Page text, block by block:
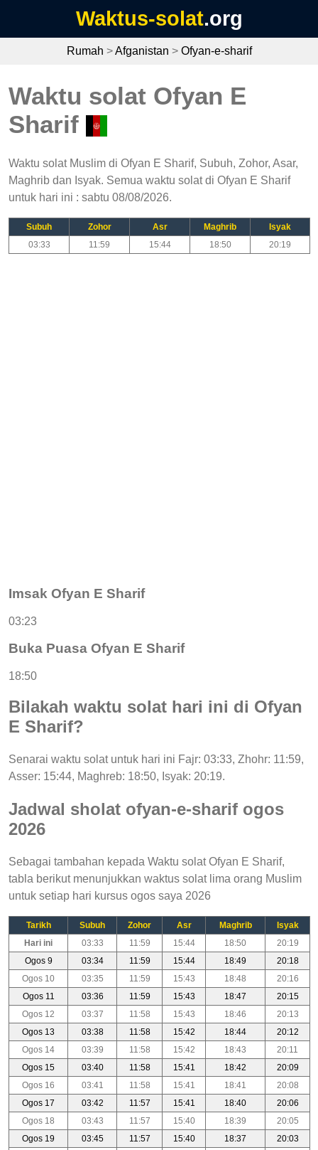
Waktus-solat.org
Rumah >Afganistan > Ofyan-e-sharif
Waktu solat Ofyan E
Sharif
Waktu solat Muslim di Ofyan E Sharif, Subuh, Zohor, Asar,
Maghrib dan Isyak. Semua waktu solat di Ofyan E Sharif
untuk hari ini : sabtu 08/08/2026.
Subuh Zohor Asr Maghrib
Isyak
03:33
11:59 15:44 18:50 20:19
Imsak Ofyan E Sharif
03:23
Buka Puasa Ofyan E Sharif
18:50
Bilakah waktu solat hari ini di Ofyan
E Sharif?
Senarai waktu solat untuk hari ini Fajr: 03:33, Zhohr: 11:59,
Asser: 15:44, Maghreb: 18:50, Isyak: 20:19.
Jadwal sholat ofyan-e-sharif ogos
2026
Sebagai tambahan kepada Waktu solat Ofyan E Sharif,
tabla berikut menunjukkan waktus solat lima orang Muslim
untuk setiap hari kursus ogos saya 2026
Tarikh Subuh Zohor Asr Maghrib
Isyak
Hari ini
03:33 11:59 15:44 18:50
20:19
Ogos 9
03:34 11:59 15:44 18:49
20:18
Ogos 10
03:35 11:59 15:43 18:48
20:16
Ogos 11
03:36 11:59 15:43 18:47
20:15
Ogos 12
03:37 11:58 15:43 18:46
20:13
Ogos 13
03:38 11:58 15:42 18:44
20:12
Ogos 14
03:39 11:58 15:42 18:43
20:11
Ogos 15
03:40 11:58 15:41 18:42
20:09
Ogos 16
03:41 11:58 15:41 18:41
20:08
Ogos 17
03:42 11:57 15:41 18:40
20:06
Ogos 18
03:43 11:57 15:40 18:39
20:05
Ogos 19
03:45 11:57 15:40 18:37
20:03